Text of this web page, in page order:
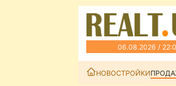
06.08.2026 /
НОВОСТРОЙКИ